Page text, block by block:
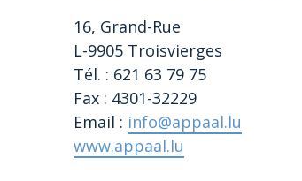
16, Grand-Rue
L-9905 Troisvierges
Tél. : 621 63 79 75
Fax : 4301-32229
Email : info@appaal.lu
www.appaal.lu